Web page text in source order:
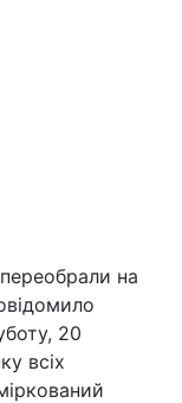
на
20
всіх